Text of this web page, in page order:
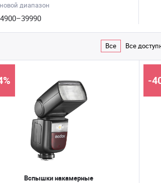
диапазон
4900–39990
Все Все
Вспышки накамерные
-